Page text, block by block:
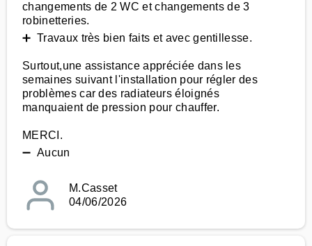
changements de 2 WC et changements de 3
robinetteries.
➕ Travaux très bien faits et avec gentillesse.
Surtout,une assistance appréciée dans les
semaines suivant l'installation pour régler des
problèmes car des radiateurs éloignés
manquaient de pression pour chauffer.
MERCI.
➖ Aucun
M.Casset
04/06/2026